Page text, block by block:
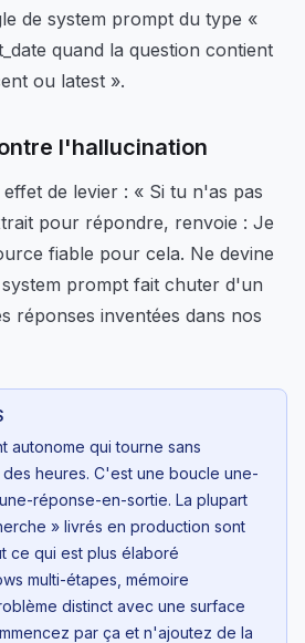
de system prompt du type «
quand la question contient
ou latest ».
l'hallucination
de levier : « Si tu n'as pas
pour répondre, renvoie : Je
fiable pour cela. Ne devine
prompt fait chuter d'un
réponses inventées dans nos
autonome qui tourne sans
heures. C'est une boucle une-
réponse-en-sortie. La plupart
» livrés en production sont
ce qui est plus élaboré
multi-étapes, mémoire
distinct avec une surface
par ça et n'ajoutez de la